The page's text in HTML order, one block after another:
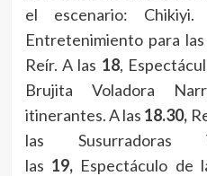
el escenario:
Entretenimiento para
Reír. A las 18,
Brujita Voladora
itinerantes. A las 18.30,
las
las 19,Espectáculo de